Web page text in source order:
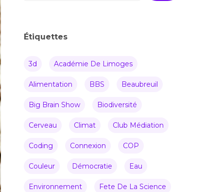
Étiquettes
3d Académie De Limoges
Alimentation BBS Beaubreuil
Big Brain Show Biodiversité
Cerveau Climat Club Médiation
Coding Connexion COP
Couleur Démocratie Eau
Environnement Fete De La Science